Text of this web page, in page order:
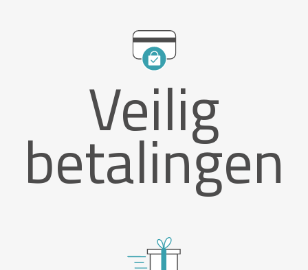
Veilig
betalingen